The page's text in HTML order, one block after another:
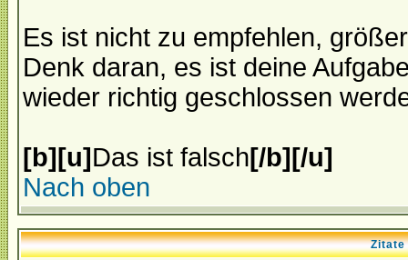
Es ist nicht zu empfehlen,
Denk daran, es ist deine
wieder richtig geschlossen
[b][u]Das ist falsch[/b][/u]
Nach oben
Zitate